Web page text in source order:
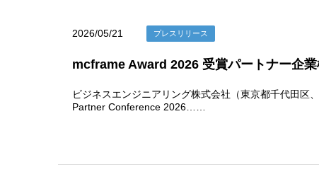
2026/05/21 プレスリリース
mcframe Award 2026 受賞パートナー企
ビジネスエンジニアリング株式会社（東京都千代田区
Partner Conference 2026……